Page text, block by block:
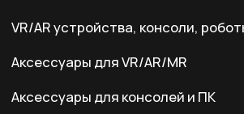
Казахстан, Алматы, ул. Карасай
3 этаж, 301 офис